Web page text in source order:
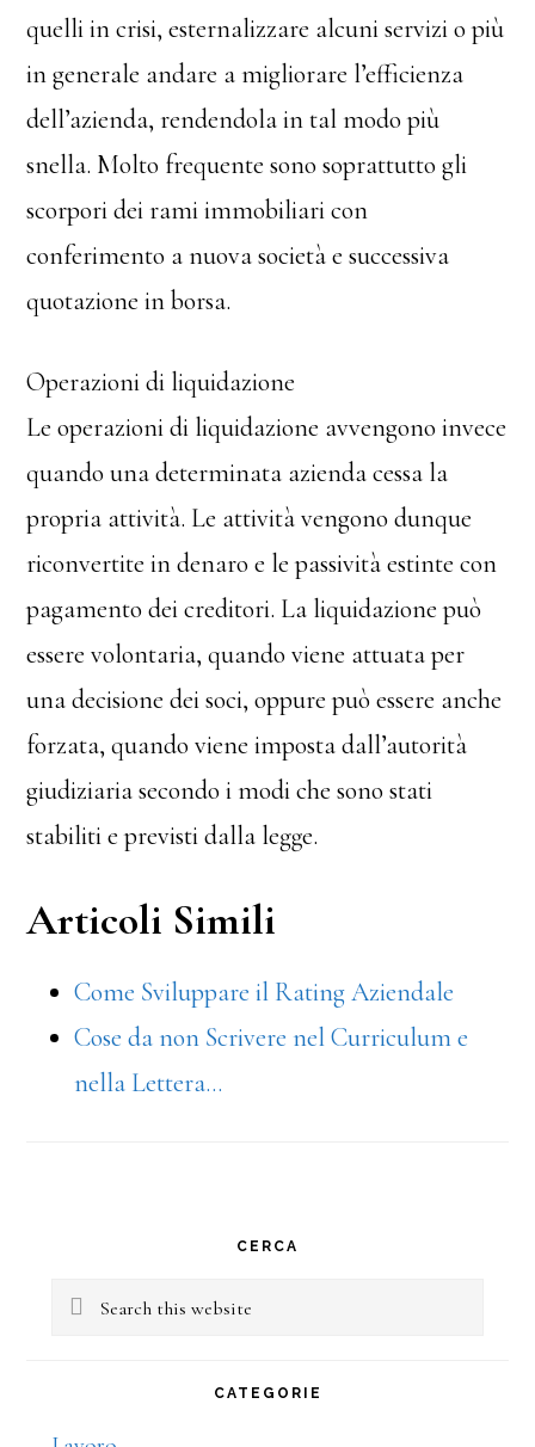
quelli in crisi, esternalizzare alcuni servizi o più
in generale andare a migliorare l’efficienza
dell’azienda, rendendola in tal modo più
snella. Molto frequente sono soprattutto gli
scorpori dei rami immobiliari con
conferimento a nuova società e successiva
quotazione in borsa.
Operazioni di liquidazione
Le operazioni di liquidazione avvengono invece
quando una determinata azienda cessa la
propria attività. Le attività vengono dunque
riconvertite in denaro e le passività estinte con
pagamento dei creditori. La liquidazione può
essere volontaria, quando viene attuata per
una decisione dei soci, oppure può essere anche
forzata, quando viene imposta dall’autorità
giudiziaria secondo i modi che sono stati
stabiliti e previsti dalla legge.
Articoli Simili
Come Sviluppare il Rating Aziendale
Cose da non Scrivere nel Curriculum e
nella Lettera…
Sidebar
CERCA
Search
CATEGORIE